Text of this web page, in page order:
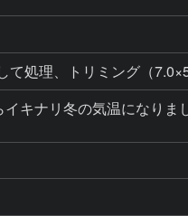
処理、トリミング（
キナリ冬の気温になりま